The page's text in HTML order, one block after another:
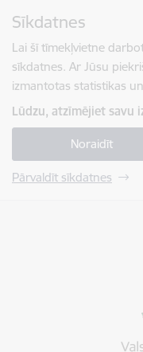
Sīkdatnes
Lai šī tīmekļvietne
sīkdatnes. Ar Jūsu
izmantotas statistikas
Lūdzu, atzīmējiet savu
Noraidīt
Pārvaldīt sīkdatnes